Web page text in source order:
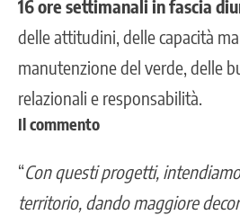
16 ore settimanali in fascia
delle attitudini, delle capacità
manutenzione del verde, delle
relazionali e responsabilità.
Il commento
“Con questi progetti,
territorio, dando maggiore